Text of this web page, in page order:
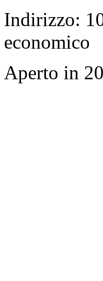
Indirizzo:
economico
Aperto in